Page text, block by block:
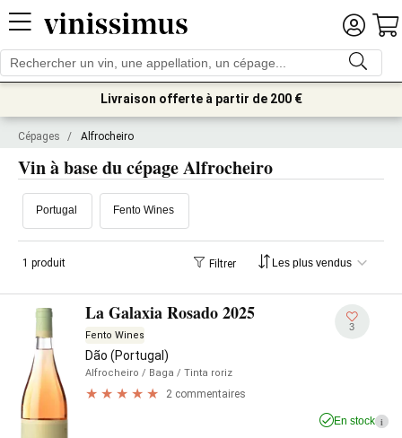
Livraison offerte à partir de 200 €
Cépages / Alfrocheiro
Vin à base du cépage Alfrocheiro
Portugal Fento Wines
1 produit Filtrer
La Galaxia Rosado 2025
Fento Wines
Dão (Portugal)
Alfrocheiro / Baga / Tinta roriz
2 commentaires
3
En stock i